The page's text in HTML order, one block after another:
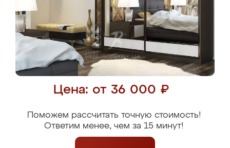
Цена: от 36 000 ₽
Поможем рассчитать точную стоимость!
Ответим менее, чем за 15 минут!